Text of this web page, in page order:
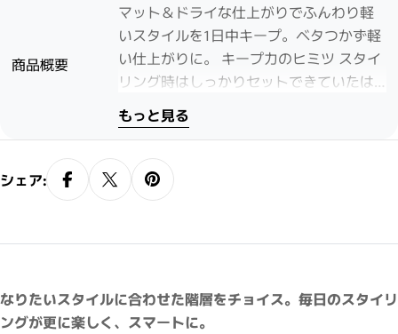
商品概要
マット＆ドライな仕上がりでふんわり軽
いスタイルを1日中キープ。ベタつかず軽
い仕上がりに。 キープ力のヒミツ スタイ
リング時はしっかりセットできていたは
ずなのに、時間が経つにつれてスタイル
が崩れてしまうことはありませんか？
間の経過とともに分泌される皮脂が根元
から毛先へ移行し、重くなってしまうか
タイルキープビーズ』を配合。時間とと
キープビーズ』内部に吸着され、スタイ
ルが崩れにくくなります。
もっと見る
シェア:
なりたいスタイルに合わせた階層をチョイス。毎日のスタイリ
ングが更に楽しく、スマートに。